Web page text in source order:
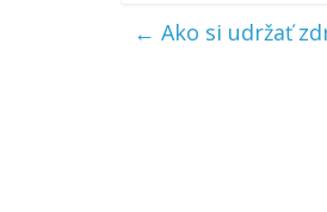
← Ako si udržať